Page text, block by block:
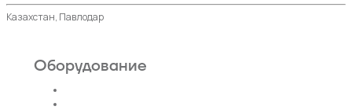
Казахстан, Павлодар
Оборудование